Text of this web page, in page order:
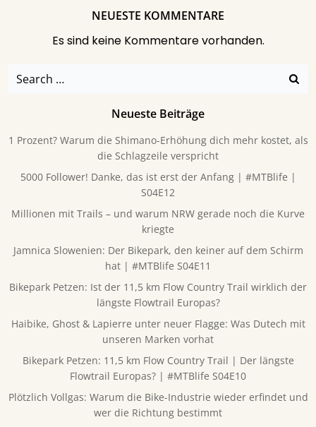
NEUESTE KOMMENTARE
Es sind keine Kommentare vorhanden.
Search
Neueste Beiträge
1 Prozent? Warum die Shimano-Erhöhung dich mehr kostet, als
die Schlagzeile verspricht
5000 Follower! Danke, das ist erst der Anfang | #MTBlife |
S04E12
Millionen mit Trails – und warum NRW gerade noch die Kurve
kriegte
Jamnica Slowenien: Der Bikepark, den keiner auf dem Schirm
hat | #MTBlife S04E11
Bikepark Petzen: Ist der 11,5 km Flow Country Trail wirklich der
längste Flowtrail Europas?
Haibike, Ghost & Lapierre unter neuer Flagge: Was Dutech mit
unseren Marken vorhat
Bikepark Petzen: 11,5 km Flow Country Trail | Der längste
Flowtrail Europas? | #MTBlife S04E10
Plötzlich Vollgas: Warum die Bike-Industrie wieder erfindet und
wer die Richtung bestimmt